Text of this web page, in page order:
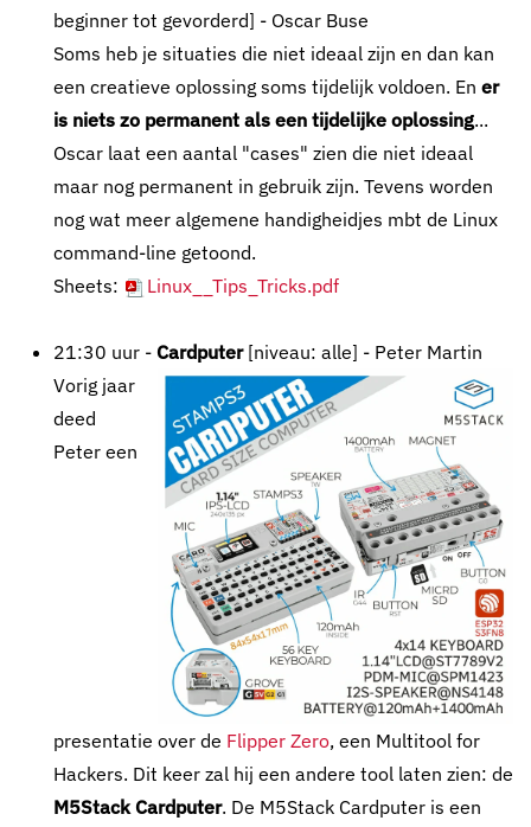
beginner tot gevorderd] - Oscar Buse
Soms heb je situaties die niet ideaal zijn en dan kan
een creatieve oplossing soms tijdelijk voldoen. En er
is niets zo permanent als een tijdelijke oplossing...
Oscar laat een aantal "cases" zien die niet ideaal
maar nog permanent in gebruik zijn. Tevens worden
nog wat meer algemene handigheidjes mbt de Linux
command-line getoond.
Sheets:
Linux__Tips_Tricks.pdf
21:30 uur - Cardputer[niveau: alle] - Peter Martin
Vorig jaar
deed
Peter een
presentatie over de Flipper Zero, een Multitool for
Hackers. Dit keer zal hij een andere tool laten zien: de
M5Stack Cardputer. De M5Stack Cardputer is een